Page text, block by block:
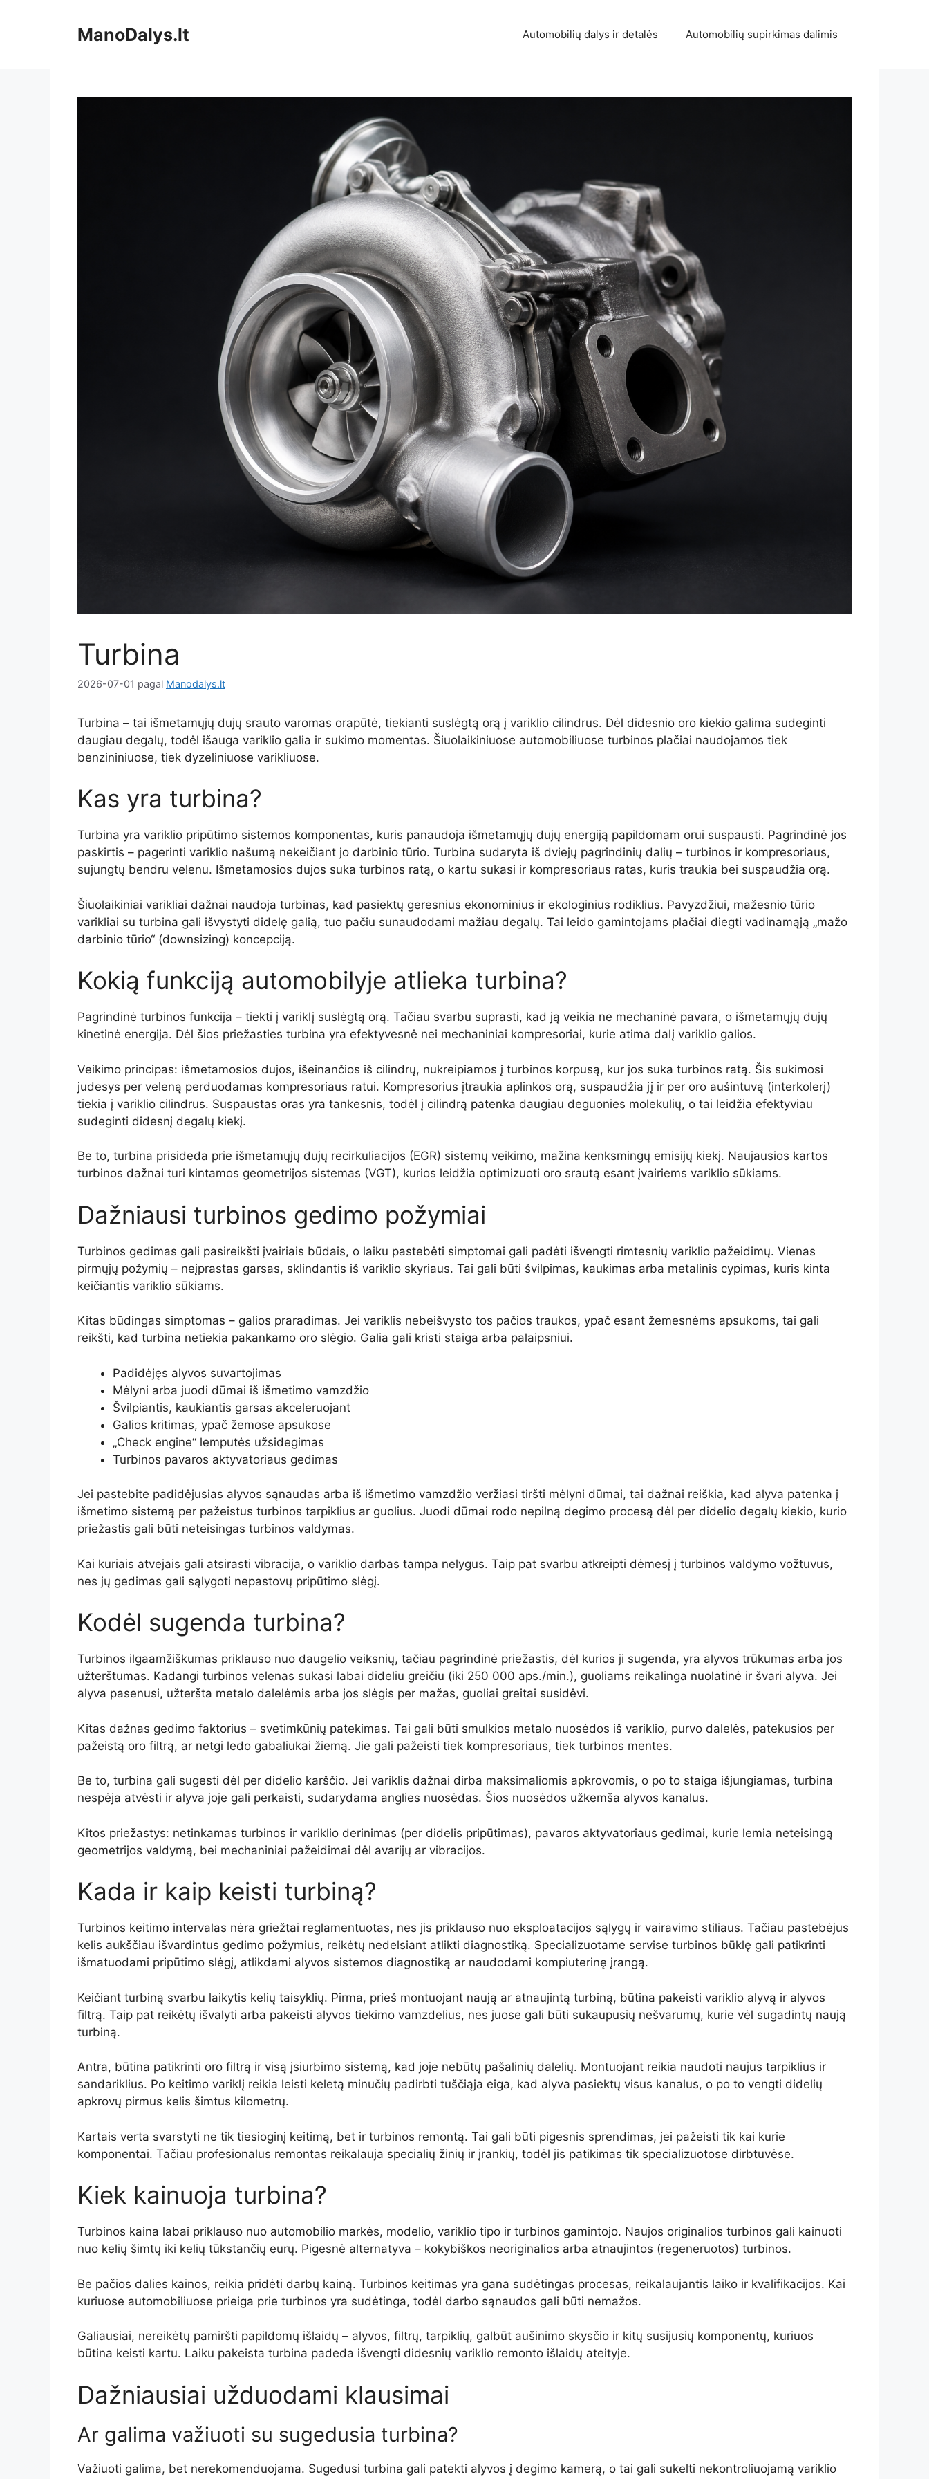
ManoDalys.lt Automobilių dalys ir detalės Automobilių supirkimas dalimis
Turbina
2026-07-01 pagal Manodalys.lt
Turbina – tai išmetamųjų dujų srauto varomas orapūtė, tiekianti suslėgtą orą į variklio cilindrus. Dėl didesnio oro kiekio galima sudeginti
daugiau degalų, todėl išauga variklio galia ir sukimo momentas. Šiuolaikiniuose automobiliuose turbinos plačiai naudojamos tiek
benzininiuose, tiek dyzeliniuose varikliuose.
Kas yra turbina?
Turbina yra variklio pripūtimo sistemos komponentas, kuris panaudoja išmetamųjų dujų energiją papildomam orui suspausti. Pagrindinė jos
paskirtis – pagerinti variklio našumą nekeičiant jo darbinio tūrio. Turbina sudaryta iš dviejų pagrindinių dalių – turbinos ir kompresoriaus,
sujungtų bendru velenu. Išmetamosios dujos suka turbinos ratą, o kartu sukasi ir kompresoriaus ratas, kuris traukia bei suspaudžia orą.
Šiuolaikiniai varikliai dažnai naudoja turbinas, kad pasiektų geresnius ekonominius ir ekologinius rodiklius. Pavyzdžiui, mažesnio tūrio
varikliai su turbina gali išvystyti didelę galią, tuo pačiu sunaudodami mažiau degalų. Tai leido gamintojams plačiai diegti vadinamąją „mažo
darbinio tūrio“ (downsizing) koncepciją.
Kokią funkciją automobilyje atlieka turbina?
Pagrindinė turbinos funkcija – tiekti į variklį suslėgtą orą. Tačiau svarbu suprasti, kad ją veikia ne mechaninė pavara, o išmetamųjų dujų
kinetinė energija. Dėl šios priežasties turbina yra efektyvesnė nei mechaniniai kompresoriai, kurie atima dalį variklio galios.
Veikimo principas: išmetamosios dujos, išeinančios iš cilindrų, nukreipiamos į turbinos korpusą, kur jos suka turbinos ratą. Šis sukimosi
judesys per veleną perduodamas kompresoriaus ratui. Kompresorius įtraukia aplinkos orą, suspaudžia jį ir per oro aušintuvą (interkolerį)
tiekia į variklio cilindrus. Suspaustas oras yra tankesnis, todėl į cilindrą patenka daugiau deguonies molekulių, o tai leidžia efektyviau
sudeginti didesnį degalų kiekį.
Be to, turbina prisideda prie išmetamųjų dujų recirkuliacijos (EGR) sistemų veikimo, mažina kenksmingų emisijų kiekį. Naujausios kartos
turbinos dažnai turi kintamos geometrijos sistemas (VGT), kurios leidžia optimizuoti oro srautą esant įvairiems variklio sūkiams.
Dažniausi turbinos gedimo požymiai
Turbinos gedimas gali pasireikšti įvairiais būdais, o laiku pastebėti simptomai gali padėti išvengti rimtesnių variklio pažeidimų. Vienas
pirmųjų požymių – neįprastas garsas, sklindantis iš variklio skyriaus. Tai gali būti švilpimas, kaukimas arba metalinis cypimas, kuris kinta
keičiantis variklio sūkiams.
Kitas būdingas simptomas – galios praradimas. Jei variklis nebeišvysto tos pačios traukos, ypač esant žemesnėms apsukoms, tai gali
reikšti, kad turbina netiekia pakankamo oro slėgio. Galia gali kristi staiga arba palaipsniui.
Padidėjęs alyvos suvartojimas
Mėlyni arba juodi dūmai iš išmetimo vamzdžio
Švilpiantis, kaukiantis garsas akceleruojant
Galios kritimas, ypač žemose apsukose
„Check engine“ lemputės užsidegimas
Turbinos pavaros aktyvatoriaus gedimas
Jei pastebite padidėjusias alyvos sąnaudas arba iš išmetimo vamzdžio veržiasi tiršti mėlyni dūmai, tai dažnai reiškia, kad alyva patenka į
išmetimo sistemą per pažeistus turbinos tarpiklius ar guolius. Juodi dūmai rodo nepilną degimo procesą dėl per didelio degalų kiekio, kurio
priežastis gali būti neteisingas turbinos valdymas.
Kai kuriais atvejais gali atsirasti vibracija, o variklio darbas tampa nelygus. Taip pat svarbu atkreipti dėmesį į turbinos valdymo vožtuvus,
nes jų gedimas gali sąlygoti nepastovų pripūtimo slėgį.
Kodėl sugenda turbina?
Turbinos ilgaamžiškumas priklauso nuo daugelio veiksnių, tačiau pagrindinė priežastis, dėl kurios ji sugenda, yra alyvos trūkumas arba jos
užterštumas. Kadangi turbinos velenas sukasi labai dideliu greičiu (iki 250 000 aps./min.), guoliams reikalinga nuolatinė ir švari alyva. Jei
alyva pasenusi, užteršta metalo dalelėmis arba jos slėgis per mažas, guoliai greitai susidėvi.
Kitas dažnas gedimo faktorius – svetimkūnių patekimas. Tai gali būti smulkios metalo nuosėdos iš variklio, purvo dalelės, patekusios per
pažeistą oro filtrą, ar netgi ledo gabaliukai žiemą. Jie gali pažeisti tiek kompresoriaus, tiek turbinos mentes.
Be to, turbina gali sugesti dėl per didelio karščio. Jei variklis dažnai dirba maksimaliomis apkrovomis, o po to staiga išjungiamas, turbina
nespėja atvėsti ir alyva joje gali perkaisti, sudarydama anglies nuosėdas. Šios nuosėdos užkemša alyvos kanalus.
Kitos priežastys: netinkamas turbinos ir variklio derinimas (per didelis pripūtimas), pavaros aktyvatoriaus gedimai, kurie lemia neteisingą
geometrijos valdymą, bei mechaniniai pažeidimai dėl avarijų ar vibracijos.
Kada ir kaip keisti turbiną?
Turbinos keitimo intervalas nėra griežtai reglamentuotas, nes jis priklauso nuo eksploatacijos sąlygų ir vairavimo stiliaus. Tačiau pastebėjus
kelis aukščiau išvardintus gedimo požymius, reikėtų nedelsiant atlikti diagnostiką. Specializuotame servise turbinos būklę gali patikrinti
išmatuodami pripūtimo slėgį, atlikdami alyvos sistemos diagnostiką ar naudodami kompiuterinę įrangą.
Keičiant turbiną svarbu laikytis kelių taisyklių. Pirma, prieš montuojant naują ar atnaujintą turbiną, būtina pakeisti variklio alyvą ir alyvos
filtrą. Taip pat reikėtų išvalyti arba pakeisti alyvos tiekimo vamzdelius, nes juose gali būti sukaupusių nešvarumų, kurie vėl sugadintų naują
turbiną.
Antra, būtina patikrinti oro filtrą ir visą įsiurbimo sistemą, kad joje nebūtų pašalinių dalelių. Montuojant reikia naudoti naujus tarpiklius ir
sandariklius. Po keitimo variklį reikia leisti keletą minučių padirbti tuščiąja eiga, kad alyva pasiektų visus kanalus, o po to vengti didelių
apkrovų pirmus kelis šimtus kilometrų.
Kartais verta svarstyti ne tik tiesioginį keitimą, bet ir turbinos remontą. Tai gali būti pigesnis sprendimas, jei pažeisti tik kai kurie
komponentai. Tačiau profesionalus remontas reikalauja specialių žinių ir įrankių, todėl jis patikimas tik specializuotose dirbtuvėse.
Kiek kainuoja turbina?
Turbinos kaina labai priklauso nuo automobilio markės, modelio, variklio tipo ir turbinos gamintojo. Naujos originalios turbinos gali kainuoti
nuo kelių šimtų iki kelių tūkstančių eurų. Pigesnė alternatyva – kokybiškos neoriginalios arba atnaujintos (regeneruotos) turbinos.
Be pačios dalies kainos, reikia pridėti darbų kainą. Turbinos keitimas yra gana sudėtingas procesas, reikalaujantis laiko ir kvalifikacijos. Kai
kuriuose automobiliuose prieiga prie turbinos yra sudėtinga, todėl darbo sąnaudos gali būti nemažos.
Galiausiai, nereikėtų pamiršti papildomų išlaidų – alyvos, filtrų, tarpiklių, galbūt aušinimo skysčio ir kitų susijusių komponentų, kuriuos
būtina keisti kartu. Laiku pakeista turbina padeda išvengti didesnių variklio remonto išlaidų ateityje.
Dažniausiai užduodami klausimai
Ar galima važiuoti su sugedusia turbina?
Važiuoti galima, bet nerekomenduojama. Sugedusi turbina gali patekti alyvos į degimo kamerą, o tai gali sukelti nekontroliuojamą variklio